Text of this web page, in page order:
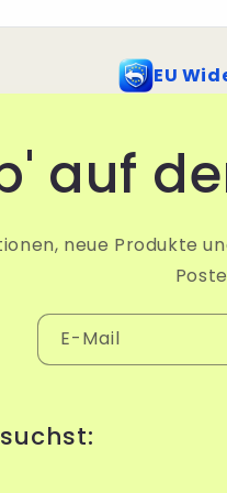
EU
auf
neue Produkte
E-Mail